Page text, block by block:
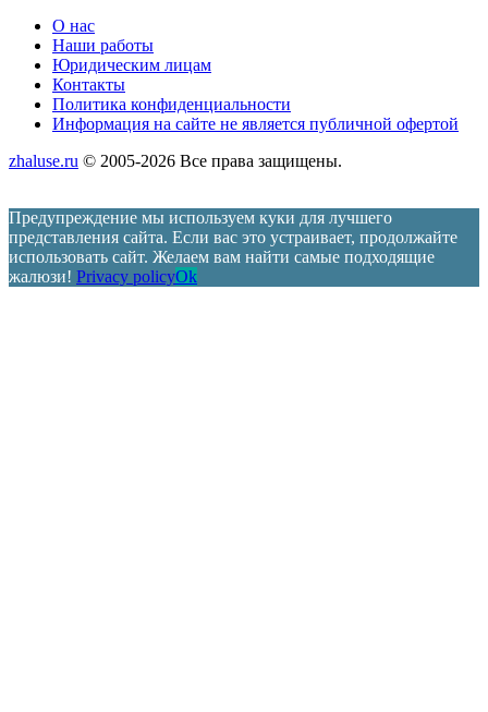
МенюО нас
Наши работы
Юридическим лицам
Контакты
Политика конфиденциальности
Информация на сайте не является публичной офертой
zhaluse.ru © 2005-2026 Все права защищены.
Предупреждение мы используем куки для лучшего
представления сайта. Если вас это устраивает, продолжайте
использовать сайт. Желаем вам найти самые подходящие
жалюзи! Privacy policyOk